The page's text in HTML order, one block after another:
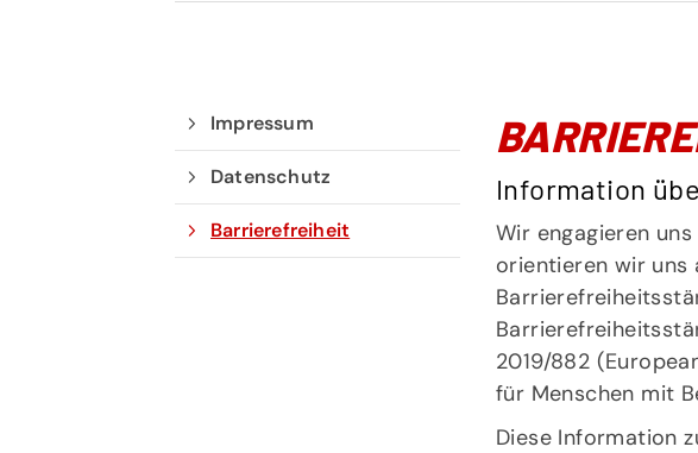
Information
Wir engagieren
orientieren wir uns
2019/882
für Menschen mit
Diese Information
Impressum
Datenschutz
Barrierefreiheit